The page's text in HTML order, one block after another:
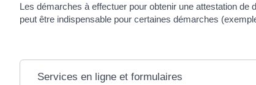
Les démarches à effectuer pour obtenir une attestation
peut être indispensable pour certaines démarches
Services en ligne et formulaires